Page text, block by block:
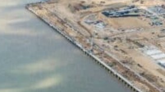
project-